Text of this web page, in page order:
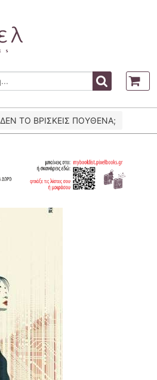
ΔΕΝ ΤΟ ΒΡΙΣΚΕΙΣ ΠΟΥΘΕΝΑ;